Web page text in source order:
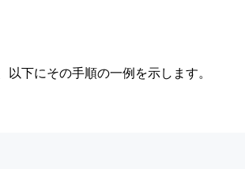
下にその手順の一例を示します。